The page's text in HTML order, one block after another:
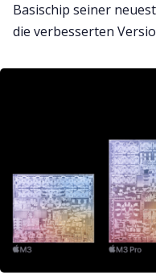
Basischip seiner
die verbesserten